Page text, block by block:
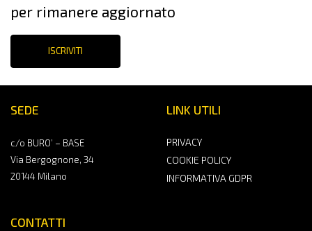
SEDE
c/o BURO’ – BASE
Via Bergognone, 34
20144 Milano
CONTATTI
LINK UTILI
PRIVACY
COOKIE POLICY
INFORMATIVA GDPR
per rimanere aggiornato
ISCRIVITI